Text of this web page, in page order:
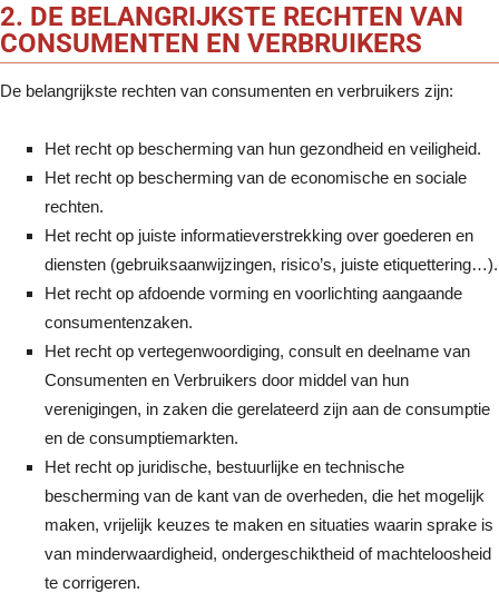
2. DE BELANGRIJKSTE RECHTEN VAN
CONSUMENTEN EN VERBRUIKERS
De belangrijkste rechten van consumenten en verbruikers zijn:
Het recht op bescherming van hun gezondheid en veiligheid.
Het recht op bescherming van de economische en sociale
rechten.
Het recht op juiste informatieverstrekking over goederen en
diensten (gebruiksaanwijzingen, risico’s, juiste etiquettering…).
Het recht op afdoende vorming en voorlichting aangaande
consumentenzaken.
Het recht op vertegenwoordiging, consult en deelname van
Consumenten en Verbruikers door middel van hun
verenigingen, in zaken die gerelateerd zijn aan de consumptie
en de consumptiemarkten.
Het recht op juridische, bestuurlijke en technische
bescherming van de kant van de overheden, die het mogelijk
maken, vrijelijk keuzes te maken en situaties waarin sprake is
van minderwaardigheid, ondergeschiktheid of machteloosheid
te corrigeren.